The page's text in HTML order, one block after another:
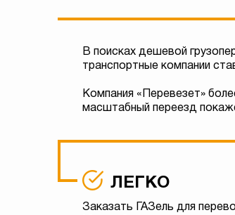
В поисках дешевой
транспортные компании
Компания «Перевезет»
масштабный переезд
ЛЕГКО
Заказать ГАЗель для